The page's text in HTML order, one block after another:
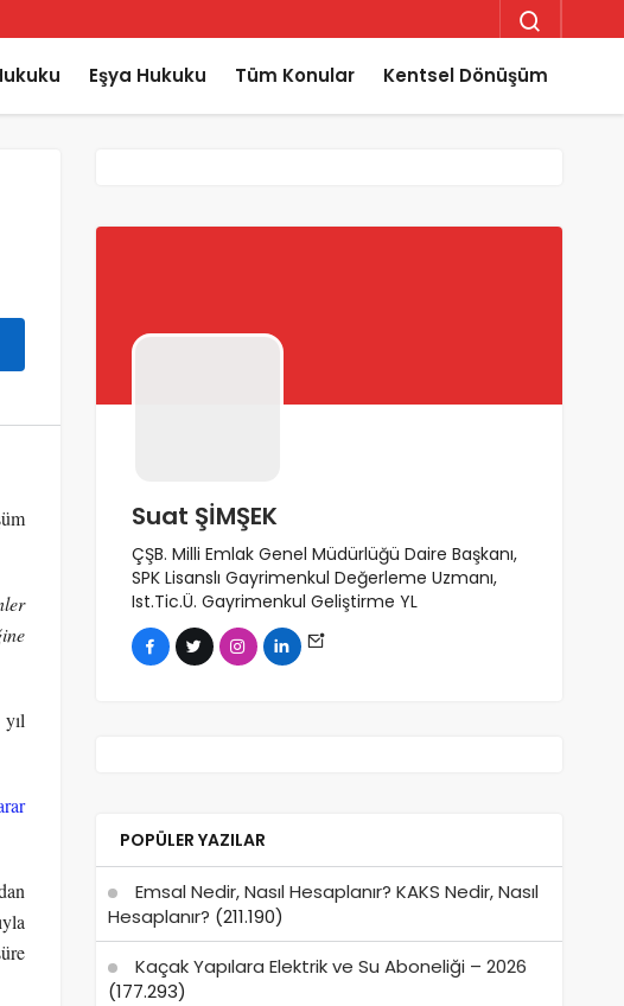
Eşya Hukuku Tüm Konular Kentsel Dönüşüm
Suat ŞİMŞEK
ÇŞB. Milli Emlak Genel Müdürlüğü Daire Başkanı,
SPK Lisanslı Gayrimenkul Değerleme Uzmanı,
Ist.Tic.Ü. Gayrimenkul Geliştirme YL
POPÜLER YAZILAR
Emsal Nedir, Nasıl Hesaplanır? KAKS Nedir, Nasıl
Hesaplanır? (211.190)
Kaçak Yapılara Elektrik ve Su Aboneliği – 2026
(177.293)